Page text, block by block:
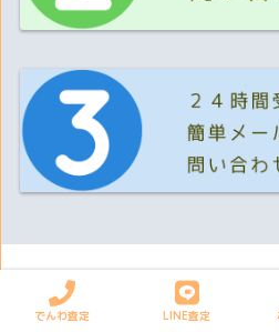
会社概要 個人情報の取扱
会社サイト
でんわ査定 LINE査定